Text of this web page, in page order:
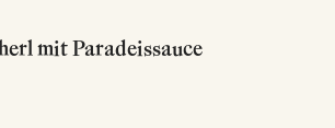
mit Paradeissauce